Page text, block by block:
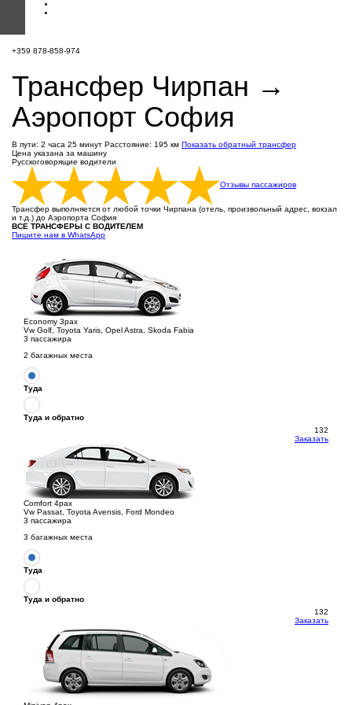
+359 878-858-974
Трансфер Чирпан →
Аэропорт София
В пути: 2 часа 25 минут Расстояние: 195 км Показать обратный трансфер
Цена указана за машину
Русскоговорящие водители
Отзывы пассажиров
Трансфер выполняется от любой точки Чирпана (отель, произвольный адрес, вокзал
и т.д.) до Аэропорта София
ВСЕ ТРАНСФЕРЫ С ВОДИТЕЛЕМ
Пишите нам в WhatsApp
Economy 3pax
Vw Golf, Toyota Yaris, Opel Astra, Skoda Fabia
3 пассажира
2 багажных места
Туда
Туда и обратно
132
Заказать
Comfort 4pax
Vw Passat, Toyota Avensis, Ford Mondeo
3 пассажира
3 багажных места
Туда
Туда и обратно
132
Заказать